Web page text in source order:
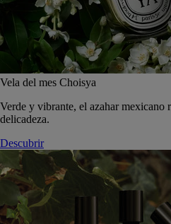
Vela del mes Choisya
Verde y vibrante, el azahar mexicano
delicadeza.
Descubrir